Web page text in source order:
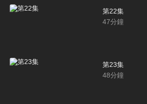
第22集
47分鐘
第23集
48分鐘